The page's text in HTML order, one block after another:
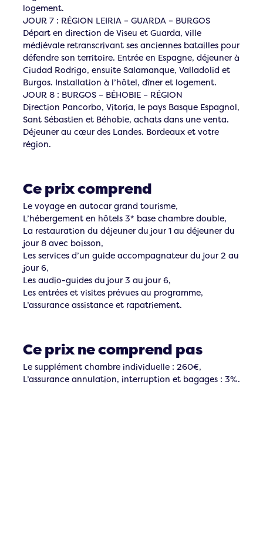
logement.
JOUR 7 : RÉGION LEIRIA – GUARDA – BURGOS
Départ en direction de Viseu et Guarda, ville
médiévale retranscrivant ses anciennes batailles pour
défendre son territoire. Entrée en Espagne, déjeuner à
Ciudad Rodrigo, ensuite Salamanque, Valladolid et
Burgos. Installation à l’hôtel, dîner et logement.
JOUR 8 : BURGOS – BÉHOBIE – RÉGION
Direction Pancorbo, Vitoria, le pays Basque Espagnol,
Sant Sébastien et Béhobie, achats dans une venta.
Déjeuner au cœur des Landes. Bordeaux et votre
région.
Ce prix comprend
Le voyage en autocar grand tourisme,
L’hébergement en hôtels 3* base chambre double,
La restauration du déjeuner du jour 1 au déjeuner du
jour 8 avec boisson,
Les services d’un guide accompagnateur du jour 2 au
jour 6,
Les audio-guides du jour 3 au jour 6,
Les entrées et visites prévues au programme,
L’assurance assistance et rapatriement.
Ce prix ne comprend pas
Le supplément chambre individuelle : 260€,
L’assurance annulation, interruption et bagages : 3%.